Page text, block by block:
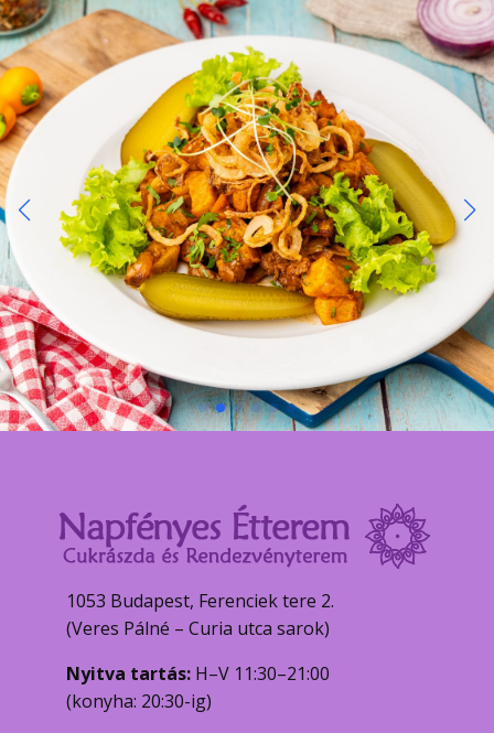
1053 Budapest, Ferenciek tere 2.
(Veres Pálné – Curia utca sarok)
Nyitva tartás: H–V 11:30–21:00
(konyha: 20:30-ig)